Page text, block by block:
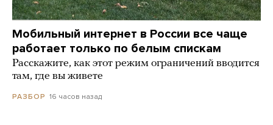
Мобильный интернет в России все чаще
работает только по белым спискам
Расскажите, как этот режим ограничений вводится
там, где вы живете
РАЗБОР 16 часов назад